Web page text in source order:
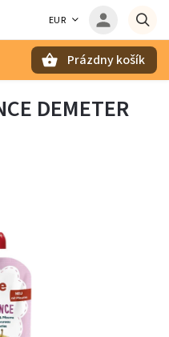
EUR
Prázdny košík
DEMETER